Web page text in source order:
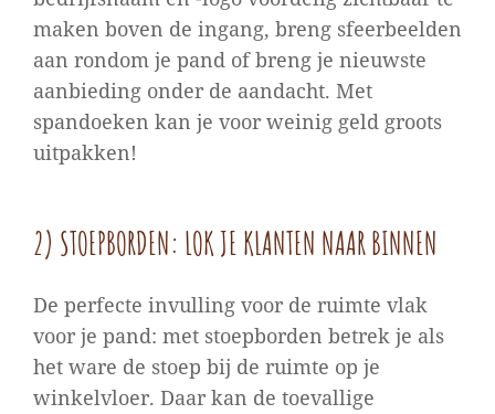
maken boven de ingang, breng sfeerbeelden
aan rondom je pand of breng je nieuwste
aanbieding onder de aandacht. Met
spandoeken kan je voor weinig geld groots
uitpakken!
2) STOEPBORDEN: LOK JE KLANTEN NAAR BINNEN
De perfecte invulling voor de ruimte vlak
voor je pand: met stoepborden betrek je als
het ware de stoep bij de ruimte op je
winkelvloer. Daar kan de toevallige